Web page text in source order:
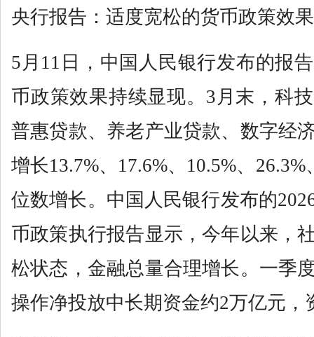
央行报告：适度宽松的货币政策效
5月11日，中国人民银行发布的报
币政策效果持续显现。3月末，科
普惠贷款、养老产业贷款、数字经
增长13.7%、17.6%、10.5%、
位数增长。中国人民银行发布的
币政策执行报告显示，今年以来，
松状态，金融总量合理增长。一季
操作净投放中长期资金约2万亿元，